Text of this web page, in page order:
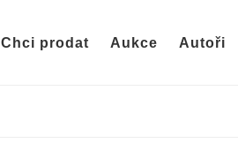
Chci prodat Aukce Autoři